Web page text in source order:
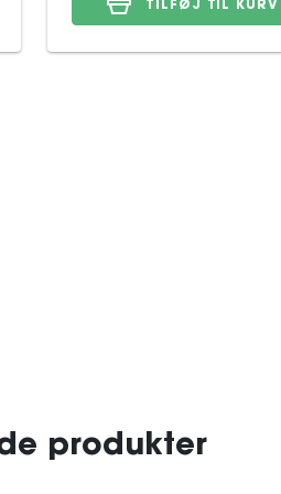
TILFØJ TIL KURV
produkter